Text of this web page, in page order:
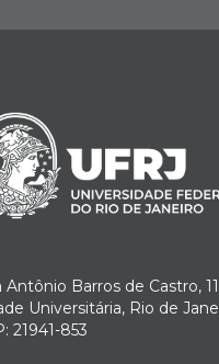
Antônio Barros de Castro,
Universitária, Rio de
21941-853